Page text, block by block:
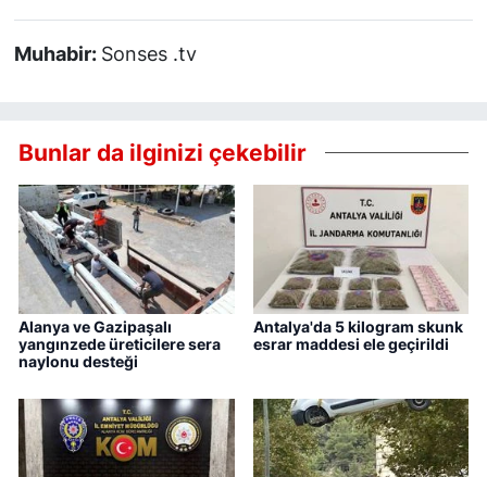
Muhabir: Sonses .tv
Bunlar da ilginizi çekebilir
Alanya ve Gazipaşalı
yangınzede üreticilere sera
naylonu desteği
Antalya'da 5 kilogram skunk
esrar maddesi ele geçirildi